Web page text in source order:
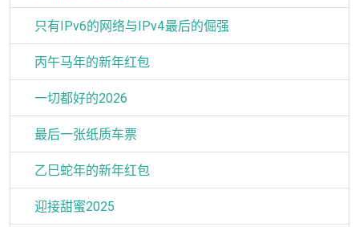
只有IPv6的网络与IPv4最后的倔强
丙午马年的新年红包
一切都好的2026
最后一张纸质车票
乙巳蛇年的新年红包
迎接甜蜜2025